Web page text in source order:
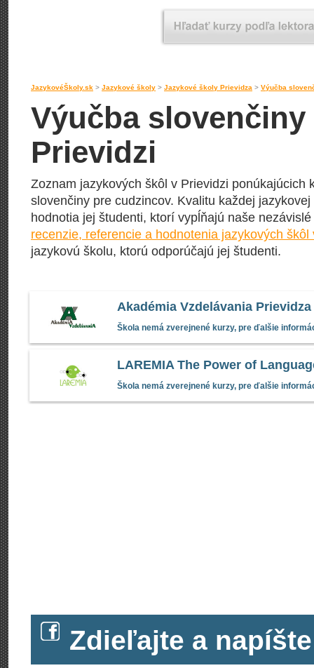
JazykovéŠkoly.sk > Jazykové školy > Jazykové školy Prievidza > Výučba
Výučba
Prievidzi
Zoznam jazykových škôl v Prievidzi ponúkajúcich
slovenčiny pre cudzincov. Kvalitu každej
hodnotia jej študenti, ktorí vypĺňajú naše nezávislé
recenzie, referencie a hodnotenia jazykových škôl
jazykovú školu, ktorú odporúčajú jej študenti.
Akadémia Vzdelávania Prievidza
Škola nemá zverejnené kurzy, pre ďalšie
LAREMIA The Power of
Škola nemá zverejnené kurzy, pre ďalšie
Zdieľajte a